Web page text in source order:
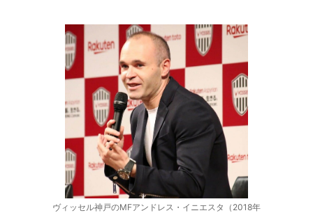
ヴィッセル神戸のMFアンドレス・イニエスタ（2018年